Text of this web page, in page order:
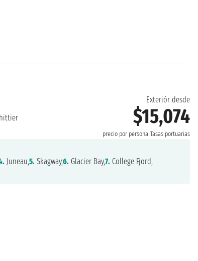
Exteriór desde
$15,074
precio por persona Tasas portuarias
Juneau,5. Skagway,6. Glacier Bay,7. College Fjord,